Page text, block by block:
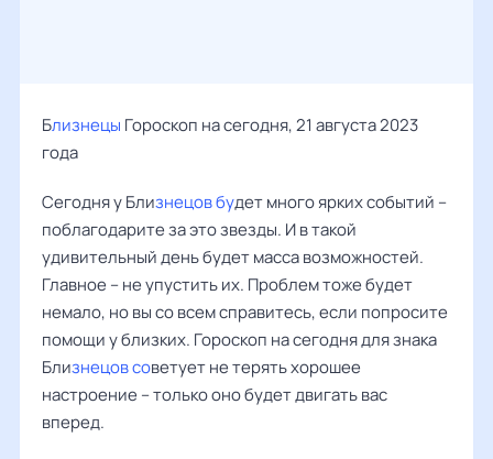
Близнецы Гороскоп на сегодня, 21 августа 2023
года
Сегодня у Близнецов будет много ярких событий –
поблагодарите за это звезды. И в такой
удивительный день будет масса возможностей.
Главное – не упустить их. Проблем тоже будет
немало, но вы со всем справитесь, если попросите
помощи у близких. Гороскоп на сегодня для знака
Близнецов советует не терять хорошее
настроение – только оно будет двигать вас
вперед.